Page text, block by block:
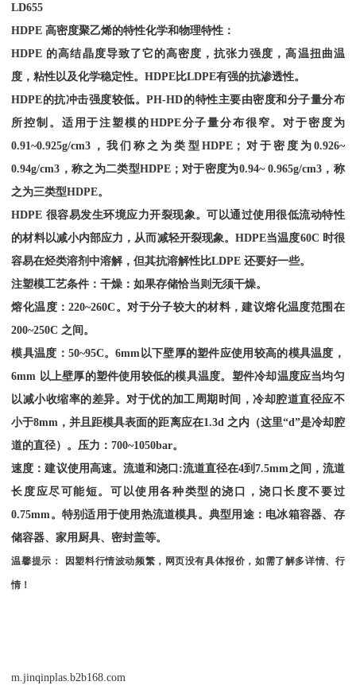
LD655
HDPE高密度聚乙烯的特性化学和物理特性：
HDPE 的高结晶度导致了它的高密度，抗张力强度，高温扭曲温
度，粘性以及化学稳定性。HDPE 比LDPE有强的抗渗透性。
HDPE的抗冲击强度较低。PH-HD的特性主要由密度和分子量分布
所控制。适用于注塑模的HDPE分子量分布很窄。对于密度为
0.91~0.925g/cm3 ，我们称之为类型 HDPE；对于密度为 0.926~
0.94g/cm3 ，称之为二类型HDPE；对于密度为0.94~ 0.965g/cm3 ，称
之为三类型HDPE。
HDPE 很容易发生环境应力开裂现象。可以通过使用很低流动特性
的材料以减小内部应力，从而减轻开裂现象。HDPE当温度60C 时很
容易在烃类溶剂中溶解，但其抗溶解性比LDPE还要好一些。
注塑模工艺条件：干燥：如果存储恰当则无须干燥。
熔化温度：220~260C 。对于分子较大的材料，建议熔化温度范围在
200~250C 之间。
模具温度： 50~95C。6mm 以下壁厚的塑件应使用较高的模具温度，
6mm 以上壁厚的塑件使用较低的模具温度。塑件冷却温度应当均匀
以减小收缩率的差异。对于优的加工周期时间，冷却腔道直径应不
小于8mm ，并且距模具表面的距离应在1.3d 之内（这里“d”是冷却腔
道的直径）。压力：700~1050bar。
速度：建议使用高速。流道和浇口 :流道直径在4到7.5mm 之间，流道
长度应尽可能短。可以使用各种类型的浇口，浇口长度不要过
0.75mm 。特别适用于使用热流道模具。典型用途：电冰箱容器、存
储容器、家用厨具、密封盖等。
温馨提示： 因塑料行情波动频繁，网页没有具体报价，如需了解多详情、行
情！
m.jinqinplas.b2b168.com